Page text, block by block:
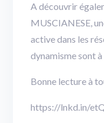
A découvrir
MUSCIANESE,
active dans les
dynamisme sont
Bonne lecture à
https://lnkd.in/